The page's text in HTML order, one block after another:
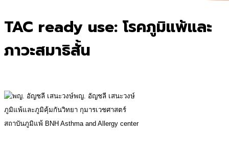
TAC ready use: โรคภูมิแพ้และ
ภาวะสมาธิสั้น
พญ. อัญชลี เสนะวงษ์
ภูมิแพ้และภูมิคุ้มกันวิทยา กุมารเวชศาสตร์
สถาบันภูมิแพ้ BNH Asthma and Allergy center